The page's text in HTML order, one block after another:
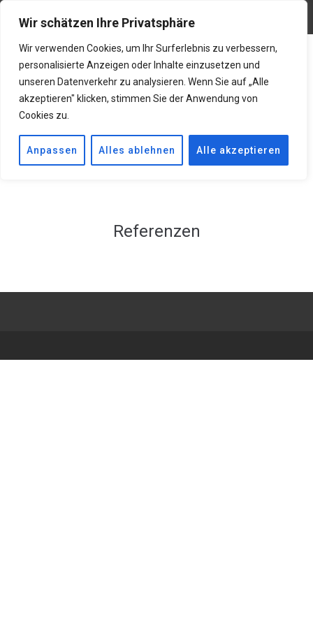
Wir schätzen Ihre Privatsphäre
Wir verwenden Cookies, um Ihr Surferlebnis zu verbessern,
personalisierte Anzeigen oder Inhalte einzusetzen und
unseren Datenverkehr zu analysieren. Wenn Sie auf „Alle
akzeptieren" klicken, stimmen Sie der Anwendung von
Cookies zu.
Anpassen Alles ablehnen Alle akzeptieren
Restaurierungen@gmx.net
Referenzen